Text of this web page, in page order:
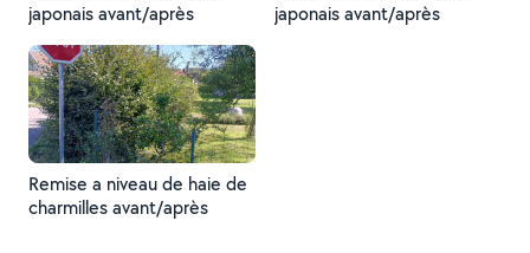
japonais avant/après
japonais avant/après
Remise a niveau de haie de
charmilles avant/après